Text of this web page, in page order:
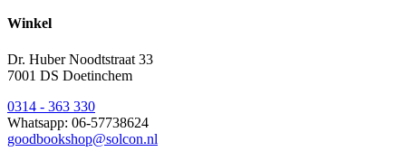
Winkel
Dr. Huber Noodtstraat 33
7001 DS Doetinchem
0314 - 363 330
Whatsapp: 06-57738624
goodbookshop@solcon.nl